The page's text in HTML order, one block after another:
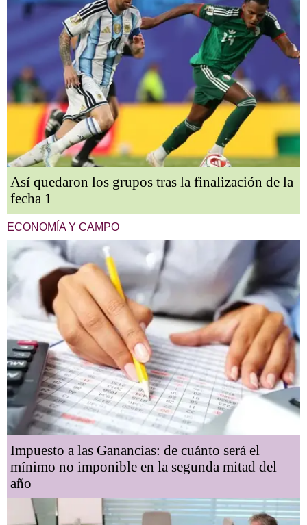
Así quedaron los grupos tras la finalización de la
fecha 1
ECONOMÍA Y CAMPO
Impuesto a las Ganancias: de cuánto será el
mínimo no imponible en la segunda mitad del
año